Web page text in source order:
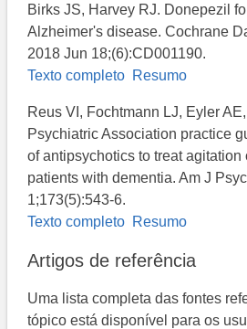
Birks JS, Harvey RJ. Donepezil
Alzheimer's disease. Cochrane
2018 Jun 18;(6):CD001190.
Texto completo Resumo
Reus VI, Fochtmann LJ, Eyler
Psychiatric Association practice
of antipsychotics to treat agitation
patients with dementia. Am J
1;173(5):543-6.
Texto completo Resumo
Artigos de referência
Uma lista completa das fontes
tópico está disponível para os